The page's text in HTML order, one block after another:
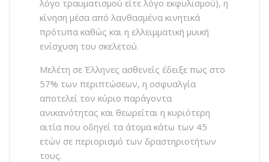
λόγο τραυματισμού είτε λόγο εκφυλισμού), η
κίνηση μέσα από λανθασμένα κινητικά
πρότυπα καθώς και η ελλειμματική μυική
ενίσχυση του σκελετού.
Μελέτη σε Έλληνες ασθενείς έδειξε πως στο
57% των περιπτώσεων, η οσφυαλγία
αποτελεί τον κύριο παράγοντα
ανικανότητας και θεωρείται η κυριότερη
αιτία που οδηγεί τα άτομα κάτω των 45
ετών σε περιορισμό των δραστηριοτήτων
τους.